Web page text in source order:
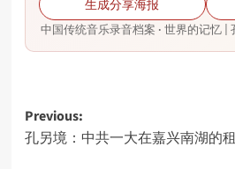
生成分享海报
中国传统音乐录音档案 · 世界的记忆 |
Post
navigation
Previous:
孔另境：中共一大在嘉兴南湖的